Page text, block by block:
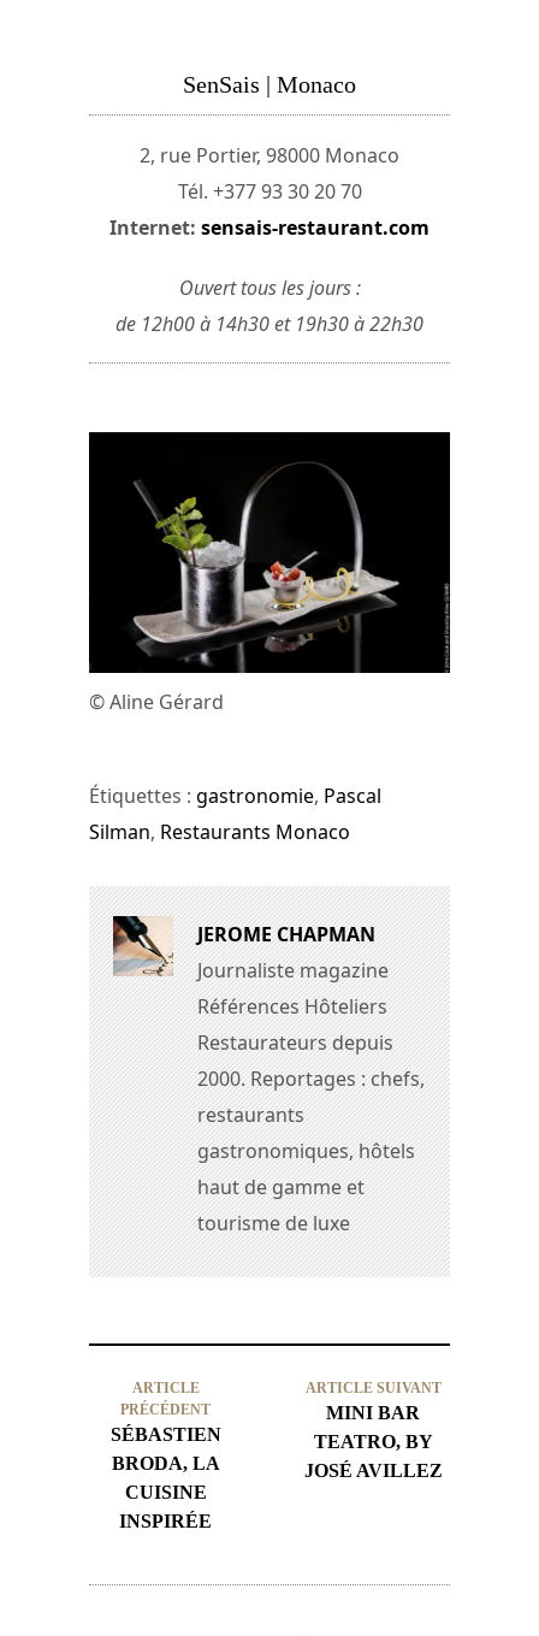
SenSais | Monaco
2, rue Portier, 98000 Monaco
Tél. +377 93 30 20 70
Internet: sensais-restaurant.com
Ouvert tous les jours :
de 12h00 à 14h30 et 19h30 à 22h30
© Aline Gérard
Étiquettes : gastronomie, Pascal
Silman, Restaurants Monaco
JEROME CHAPMAN
Journaliste magazine
Références Hôteliers
Restaurateurs depuis
2000. Reportages : chefs,
restaurants
gastronomiques, hôtels
haut de gamme et
tourisme de luxe
ARTICLE
PRÉCÉDENT
SÉBASTIEN
BRODA, LA
CUISINE
INSPIRÉE
ARTICLE SUIVANT
MINI BAR
TEATRO, BY
JOSÉ AVILLEZ